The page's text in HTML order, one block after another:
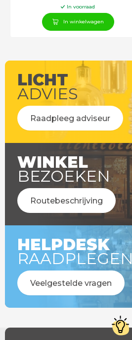
In voorraad
In winkelwagen
LICHT
ADVIES
Raadpleeg adviseur
WINKEL
BEZOEKEN
Routebeschrijving
HELPDESK
RAADPLEGEN
Veelgestelde vragen